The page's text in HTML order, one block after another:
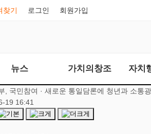
찾기 로그인 회원가입
뉴스 가치의창조 자치
, 국민참여 · 새로운 통일담론에 청년과 소통
19 16:41